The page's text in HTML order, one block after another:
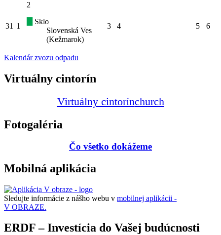
31 1
2
Sklo
Slovenská Ves
(Kežmarok)
3 4 5 6
Kalendár zvozu odpadu
Virtuálny cintorín
Virtuálny cintorínchurch
Fotogaléria
Čo všetko dokážeme
Mobilná aplikácia
Sledujte informácie z nášho webu v mobilnej aplikácii -
V OBRAZE.
ERDF – Investícia do Vašej budúcnosti